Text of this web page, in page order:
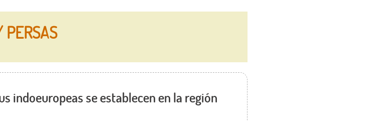
indoeuropeas se establecen en la región